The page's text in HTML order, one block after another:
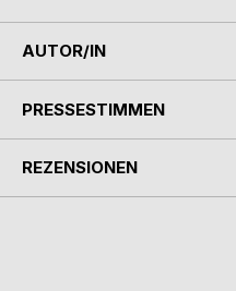
AUTOR/IN
PRESSESTIMMEN
REZENSIONEN